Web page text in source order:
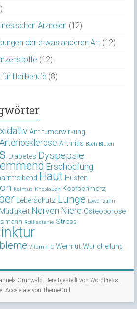
Arzneien (12)
der etwas anderen Art(12)
(12)
Heilberufe (8)
Antitumorwirkung
Arteriosklerose Arthritis Bach-Blüten
Diabetes Dyspepsie
Erschöpfung
Haut Husten
Kalmus Knoblauch Kopfschmerz
Leberschutz Lunge Löwenzahn
Müdigkeit Nerven Niere Osteoporose
Roßkastanie Stress
Vitamin C Wermut Wundheilung
Grunwald . Bereitgestellt vonWordPress
Accelerate von ThemeGrill